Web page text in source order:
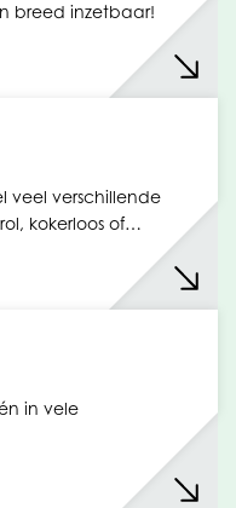
breed inzetbaar!
veel verschillende
kokerloos of…
in vele